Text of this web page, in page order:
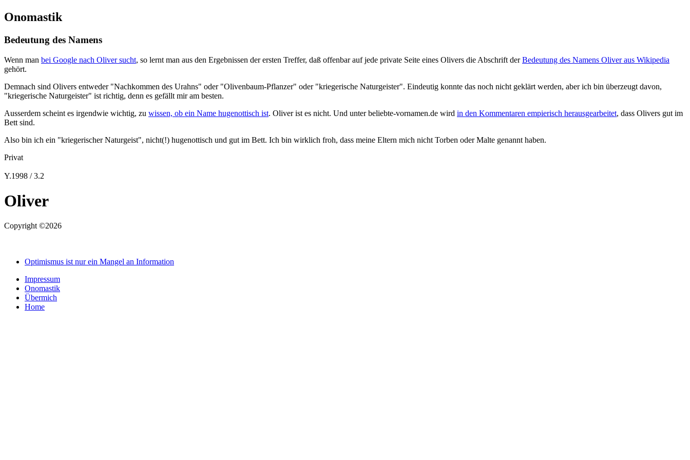
Onomastik
Bedeutung des Namens
Wenn man bei Google nach Oliver sucht, so lernt man aus den Ergebnissen der ersten Treffer, daß offenbar auf jede private Seite eines Olivers die Abschrift derBedeutung des Namens Oliver aus Wikipedia
gehört.
Demnach sind Olivers entweder "Nachkommen des Urahns" oder "Olivenbaum-Pflanzer" oder "kriegerische Naturgeister". Eindeutig konnte das noch nicht geklärt werden, aber ich bin überzeugt davon,
"kriegerische Naturgeister" ist richtig, denn es gefällt mir am besten.
Ausserdem scheint es irgendwie wichtig, zu wissen, ob ein Name hugenottisch ist. Oliver ist es nicht. Und unter beliebte-vornamen.de wird in den Kommentaren empierisch herausgearbeitet, dass Olivers gut im
Bett sind.
Also bin ich ein "kriegerischer Naturgeist", nicht(!) hugenottisch und gut im Bett. Ich bin wirklich froh, dass meine Eltern mich nicht Torben oder Malte genannt haben.
Privat
Y.1998 / 3.2
Oliver
Copyright ©2026
Optimismus ist nur ein Mangel an Information
Impressum
Onomastik
Übermich
Home